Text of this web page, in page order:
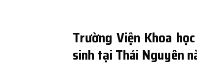
Trường Viện Khoa
sinh tại Thái Nguyên